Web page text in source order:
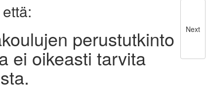
perustutkinto
ei oikeasti tarvita
Next